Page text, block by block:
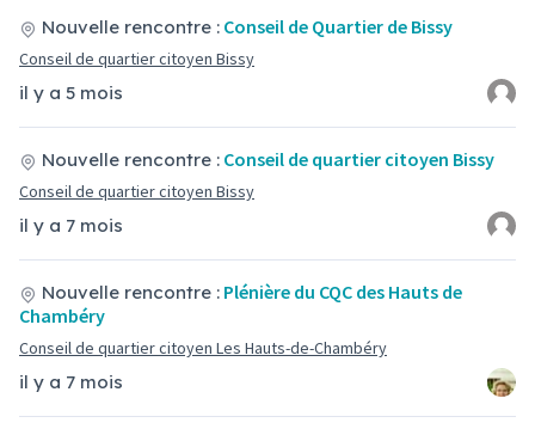
il y a 5 mois
Nouvelle rencontre : Conseil de Quartier de Bissy
Conseil de quartier citoyen Bissy
il y a 7 mois
Nouvelle rencontre : Conseil de quartier citoyen Bissy
Conseil de quartier citoyen Bissy
il y a 7 mois
Nouvelle rencontre : Plénière du CQC des Hauts de
Chambéry
Conseil de quartier citoyen Les Hauts-de-Chambéry